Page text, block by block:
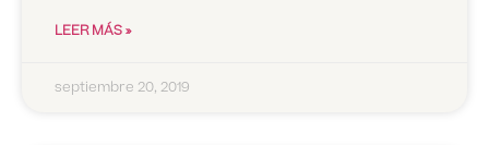
LEER MÁS »
septiembre 20, 2019